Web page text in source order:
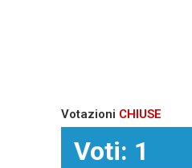
Votazioni CHIUSE
Voti: 1